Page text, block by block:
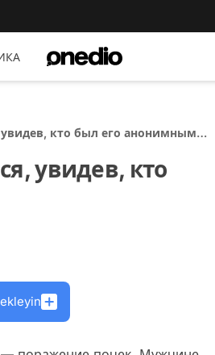
кто был его анонимным
увидев, кто